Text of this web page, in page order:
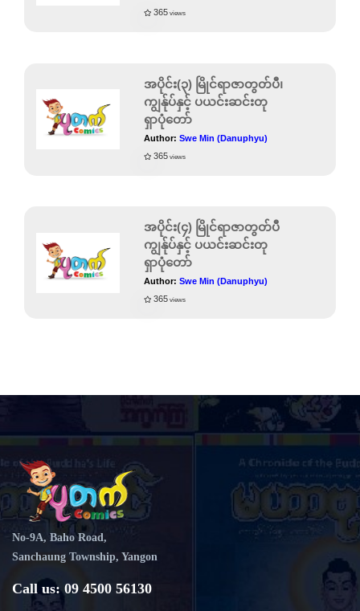
365 views
အပိုင်း(၃) မြိုင်ရာဇာတွတ်ပီ၊
ကျွန်ုပ်နှင့် ပယင်းဆင်းတု
ရှာပုံတော်
Author: Swe Min (Danuphyu)
365 views
အပိုင်း(၄) မြိုင်ရာဇာတွတ်ပီ
ကျွန်ုပ်နှင့် ပယင်းဆင်းတု
ရှာပုံတော်
Author: Swe Min (Danuphyu)
365 views
No-9A, Baho Road,
Sanchaung Township, Yangon
Call us: 09 4500 56130